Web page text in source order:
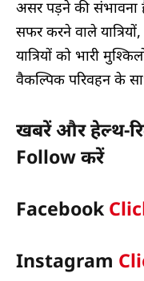
असर पड़ने की संभावना
सफर करने वाले यात्रियों,
यात्रियों को भारी
वैकल्पिक परिवहन के
खबरें और हेल्थ-
Follow करें
Facebook
Instagram